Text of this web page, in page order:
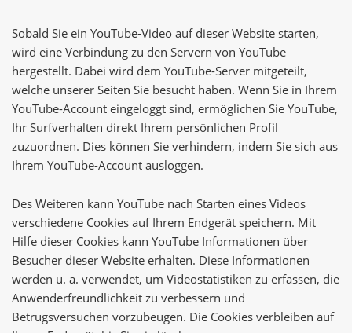
Sobald Sie ein YouTube-Video auf dieser Website starten,
wird eine Verbindung zu den Servern von YouTube
hergestellt. Dabei wird dem YouTube-Server mitgeteilt,
welche unserer Seiten Sie besucht haben. Wenn Sie in Ihrem
YouTube-Account eingeloggt sind, ermöglichen Sie YouTube,
Ihr Surfverhalten direkt Ihrem persönlichen Profil
zuzuordnen. Dies können Sie verhindern, indem Sie sich aus
Ihrem YouTube-Account ausloggen.
Des Weiteren kann YouTube nach Starten eines Videos
verschiedene Cookies auf Ihrem Endgerät speichern. Mit
Hilfe dieser Cookies kann YouTube Informationen über
Besucher dieser Website erhalten. Diese Informationen
werden u. a. verwendet, um Videostatistiken zu erfassen, die
Anwenderfreundlichkeit zu verbessern und
Betrugsversuchen vorzubeugen. Die Cookies verbleiben auf